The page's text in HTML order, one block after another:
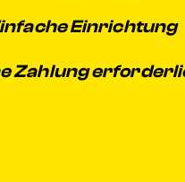
Einrichtung
Zahlung